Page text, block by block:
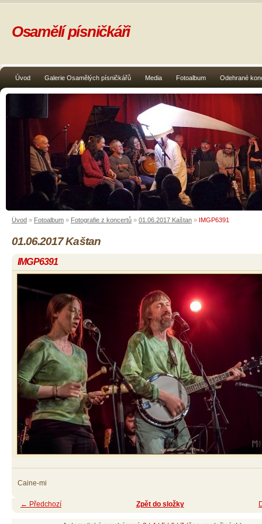
Úvod Galerie Osamělých písničkářů Media Fotoalbum Odehrané
Osamělí písničkáři
Úvod » Fotoalbum » Fotografie z koncertů » 01.06.2017 Kaštan » IMGP6391
01.06.2017 Kaštan
IMGP6391
Caine-mi
← Předchozí Zpět do složky